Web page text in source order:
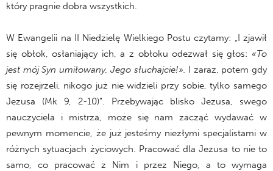
który pragnie dobra wszystkich.
W Ewangelii na II Niedzielę Wielkiego Postu czytamy: „I zjawił
się obłok, osłaniający ich, a z obłoku odezwał się głos: «To
jest mój Syn umiłowany, Jego słuchajcie!». I zaraz, potem gdy
się rozejrzeli, nikogo już nie widzieli przy sobie, tylko samego
Jezusa (Mk 9, 2-10)”. Przebywając blisko Jezusa, swego
nauczyciela i mistrza, może się nam zacząć wydawać w
pewnym momencie, że już jesteśmy niezłymi specjalistami w
różnych sytuacjach życiowych. Pracować dla Jezusa to nie to
samo, co pracować z Nim i przez Niego, a to wymaga